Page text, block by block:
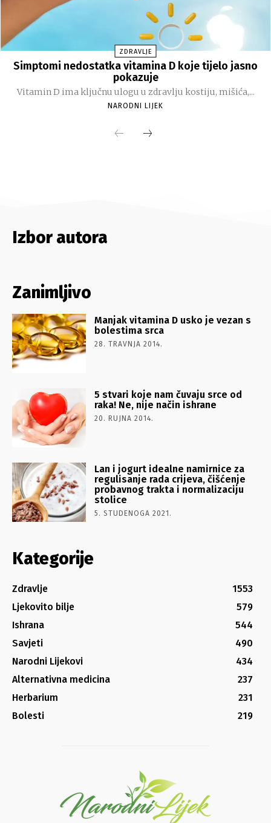
Izbor autora
Zanimljivo
Manjak vitamina D usko je vezan s
bolestima srca
28. TRAVNJA 2014.
5 stvari koje nam čuvaju srce od
raka! Ne, nije način ishrane
20. RUJNA 2014.
Lan i jogurt idealne namirnice za
regulisanje rada crijeva, čišćenje
probavnog trakta i normalizaciju
stolice
5. STUDENOGA 2021.
Kategorije
Zdravlje
1553
Ljekovito bilje
579
Ishrana
544
Savjeti
490
Narodni Lijekovi
434
Alternativna medicina
237
Herbarium
231
Bolesti
219